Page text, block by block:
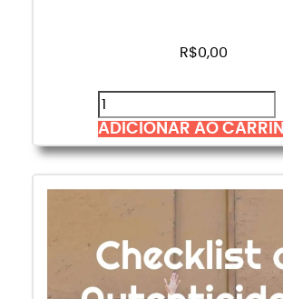
R$0,00
ADICIONAR AO